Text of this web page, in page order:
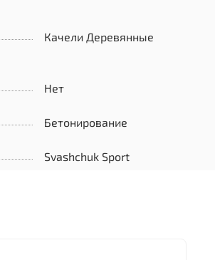
Качели Деревянные
Нет
Бетонирование
Svashchuk Sport